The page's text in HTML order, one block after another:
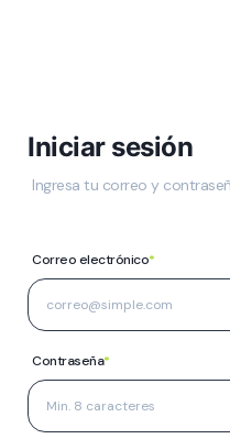
Iniciar sesión
Ingresa tu correo y
Correo electrónico*
Contraseña*